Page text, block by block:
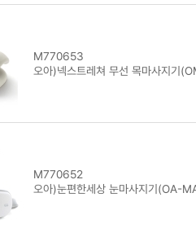
M770653
오아)넥스트레쳐 무선 목마사지기
M770652
오아)눈편한세상 눈마사지기(OA-